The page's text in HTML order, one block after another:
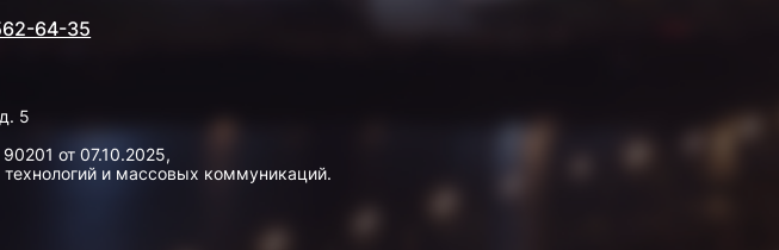
64-35
5
от 07.10.2025,
и массовых коммуникаций.